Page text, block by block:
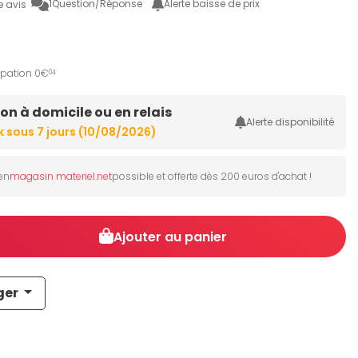
avis 1Question/Réponse Alerte baisse de prix
0€04
à domicile ou en relais
En stock sous 7 jours (10/08/2026)
Alerte disponibilité
magasin materiel.netpossible et offerte dès 200 euros d'achat !
Ajouter au panier